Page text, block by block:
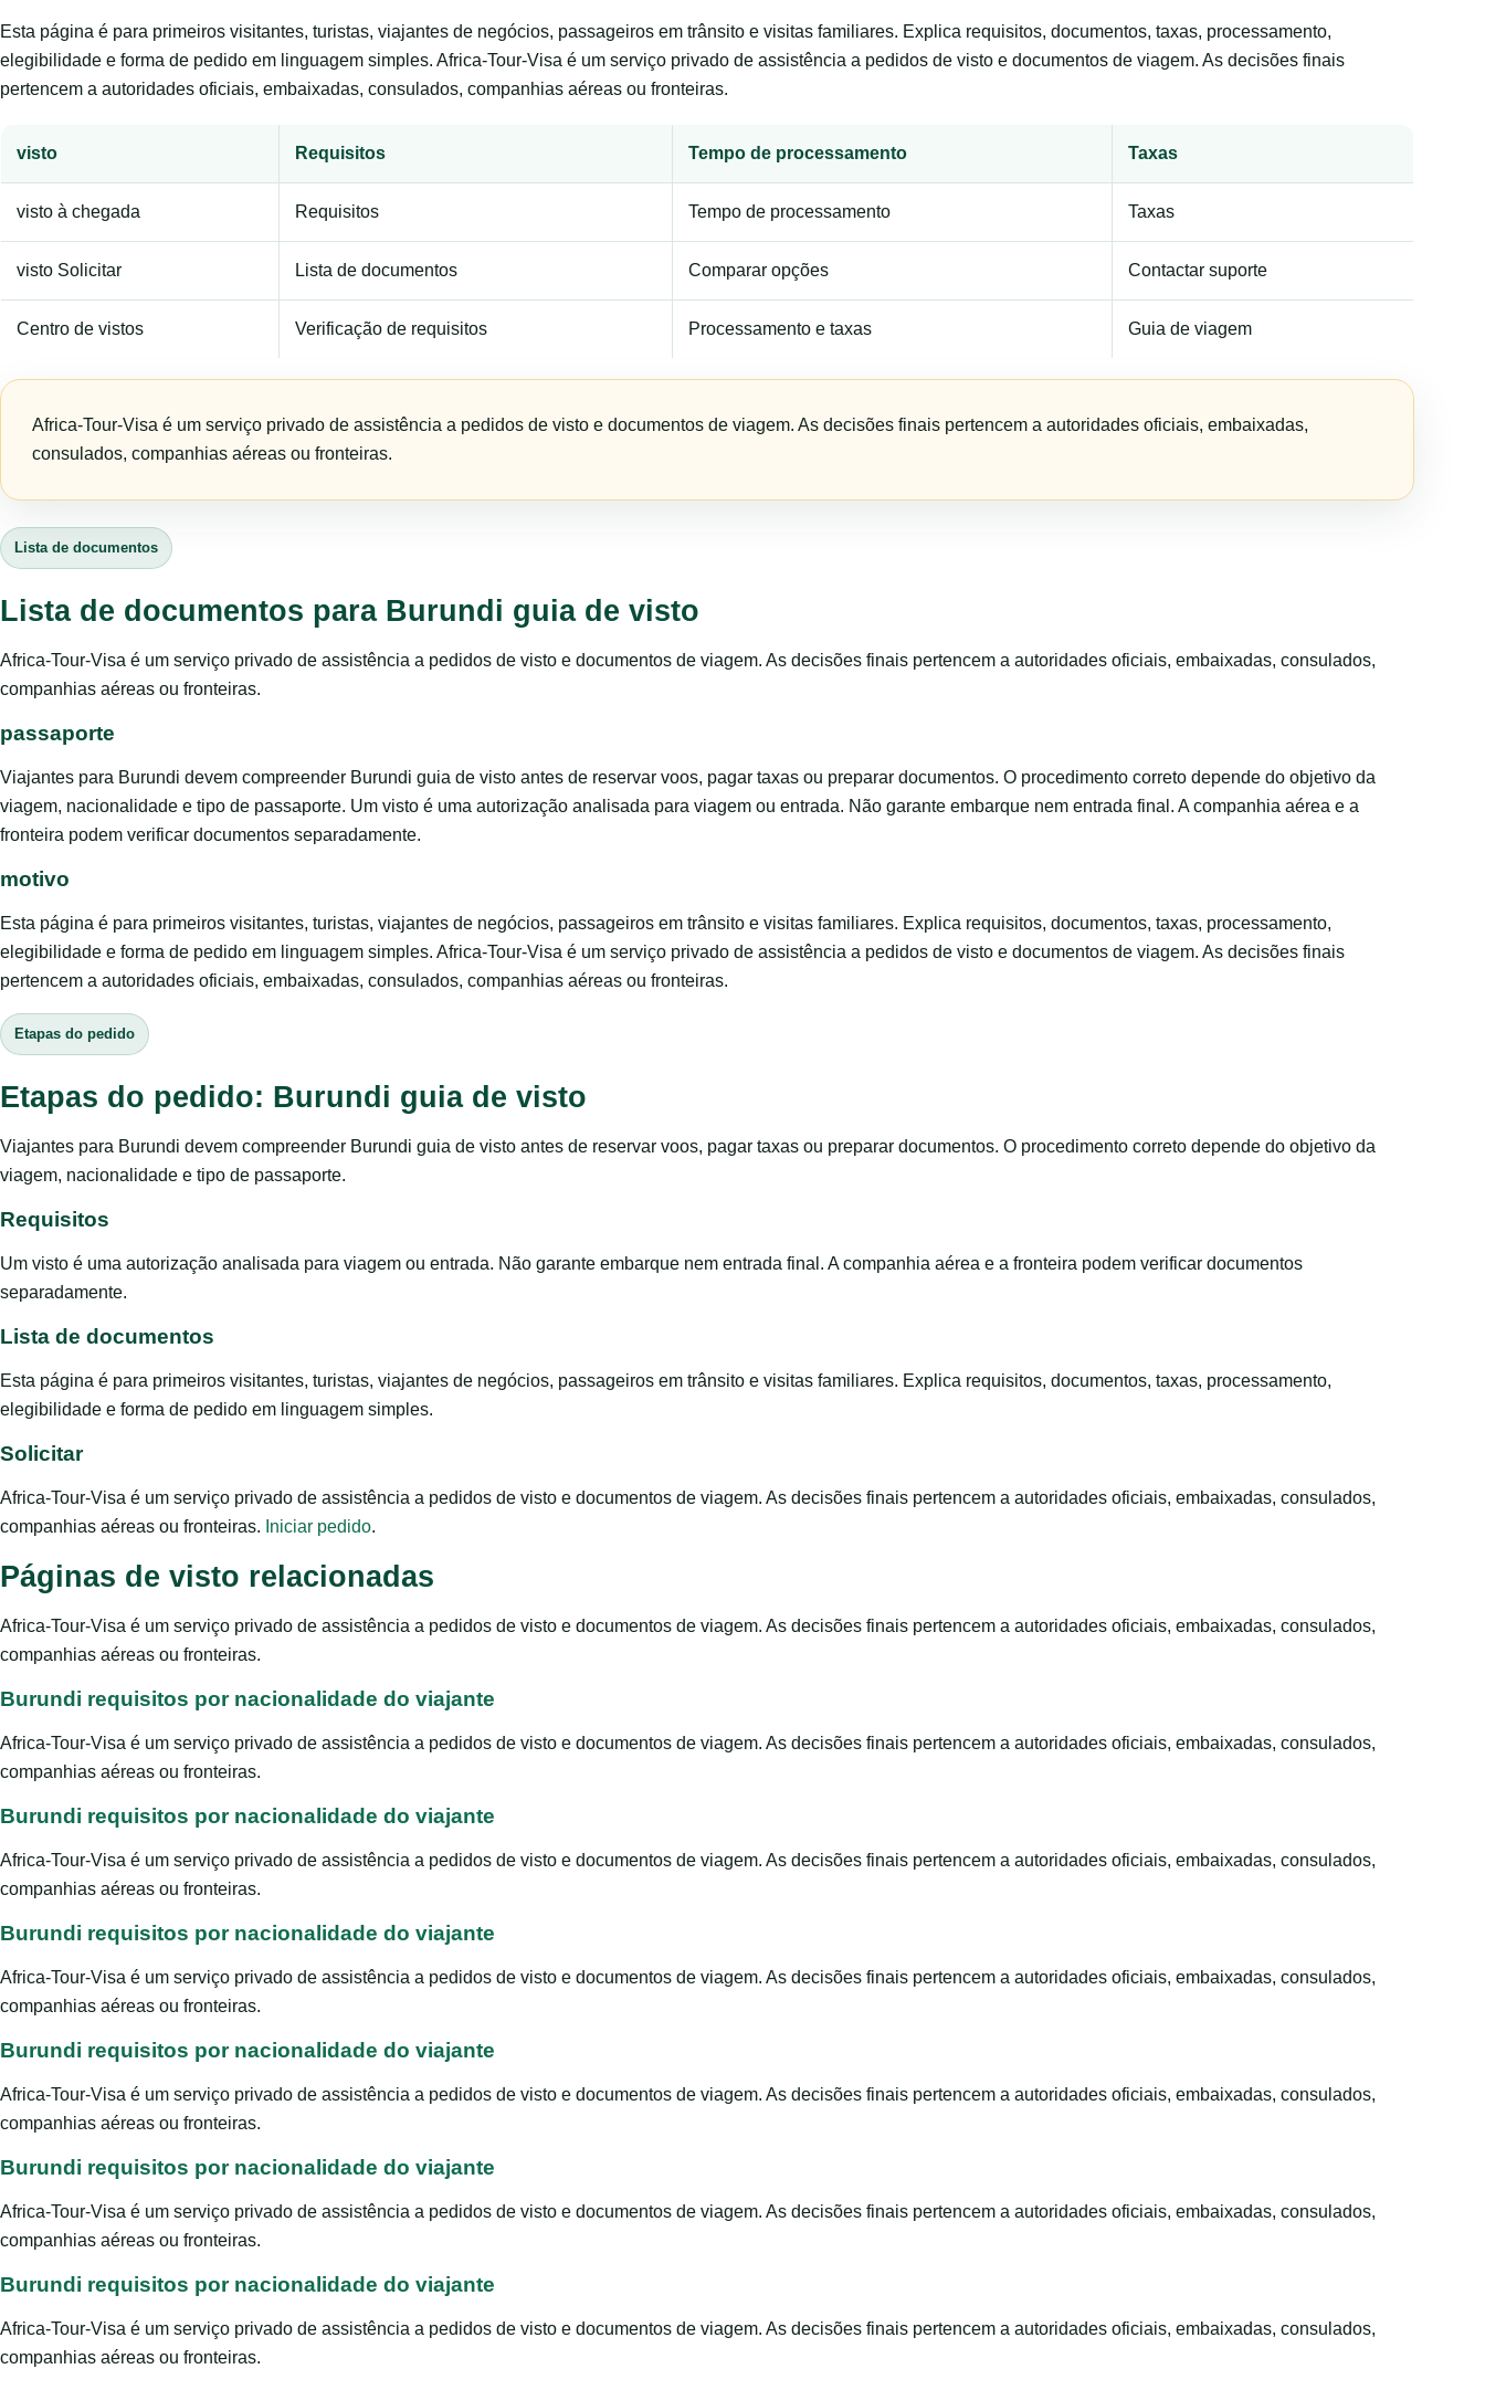
Esta página é para primeiros visitantes, turistas, viajantes de negócios, passageiros em trânsito e visitas familiares. Explica requisitos, documentos, taxas, processamento,
elegibilidade e forma de pedido em linguagem simples. Africa-Tour-Visa é um serviço privado de assistência a pedidos de visto e documentos de viagem. As decisões finais
pertencem a autoridades oficiais, embaixadas, consulados, companhias aéreas ou fronteiras.
visto Requisitos Tempo de processamento Taxas
visto à chegada Requisitos Tempo de processamento Taxas
visto Solicitar Lista de documentos Comparar opções Contactar suporte
Centro de vistos Verificação de requisitos Processamento e taxas Guia de viagem
Africa-Tour-Visa é um serviço privado de assistência a pedidos de visto e documentos de viagem. As decisões finais pertencem a autoridades oficiais, embaixadas,
consulados, companhias aéreas ou fronteiras.
Lista de documentos
Lista de documentos para Burundi guia de visto
Africa-Tour-Visa é um serviço privado de assistência a pedidos de visto e documentos de viagem. As decisões finais pertencem a autoridades oficiais, embaixadas, consulados,
companhias aéreas ou fronteiras.
passaporte
Viajantes para Burundi devem compreender Burundi guia de visto antes de reservar voos, pagar taxas ou preparar documentos. O procedimento correto depende do objetivo da
viagem, nacionalidade e tipo de passaporte. Um visto é uma autorização analisada para viagem ou entrada. Não garante embarque nem entrada final. A companhia aérea e a
fronteira podem verificar documentos separadamente.
motivo
Esta página é para primeiros visitantes, turistas, viajantes de negócios, passageiros em trânsito e visitas familiares. Explica requisitos, documentos, taxas, processamento,
elegibilidade e forma de pedido em linguagem simples. Africa-Tour-Visa é um serviço privado de assistência a pedidos de visto e documentos de viagem. As decisões finais
pertencem a autoridades oficiais, embaixadas, consulados, companhias aéreas ou fronteiras.
Etapas do pedido
Etapas do pedido: Burundi guia de visto
Viajantes para Burundi devem compreender Burundi guia de visto antes de reservar voos, pagar taxas ou preparar documentos. O procedimento correto depende do objetivo da
viagem, nacionalidade e tipo de passaporte.
Requisitos
Um visto é uma autorização analisada para viagem ou entrada. Não garante embarque nem entrada final. A companhia aérea e a fronteira podem verificar documentos
separadamente.
Lista de documentos
Esta página é para primeiros visitantes, turistas, viajantes de negócios, passageiros em trânsito e visitas familiares. Explica requisitos, documentos, taxas, processamento,
elegibilidade e forma de pedido em linguagem simples.
Solicitar
Africa-Tour-Visa é um serviço privado de assistência a pedidos de visto e documentos de viagem. As decisões finais pertencem a autoridades oficiais, embaixadas, consulados,
companhias aéreas ou fronteiras. Iniciar pedido.
Páginas de visto relacionadas
Africa-Tour-Visa é um serviço privado de assistência a pedidos de visto e documentos de viagem. As decisões finais pertencem a autoridades oficiais, embaixadas, consulados,
companhias aéreas ou fronteiras.
Burundi requisitos por nacionalidade do viajante
Africa-Tour-Visa é um serviço privado de assistência a pedidos de visto e documentos de viagem. As decisões finais pertencem a autoridades oficiais, embaixadas, consulados,
companhias aéreas ou fronteiras.
Burundi requisitos por nacionalidade do viajante
Africa-Tour-Visa é um serviço privado de assistência a pedidos de visto e documentos de viagem. As decisões finais pertencem a autoridades oficiais, embaixadas, consulados,
companhias aéreas ou fronteiras.
Burundi requisitos por nacionalidade do viajante
Africa-Tour-Visa é um serviço privado de assistência a pedidos de visto e documentos de viagem. As decisões finais pertencem a autoridades oficiais, embaixadas, consulados,
companhias aéreas ou fronteiras.
Burundi requisitos por nacionalidade do viajante
Africa-Tour-Visa é um serviço privado de assistência a pedidos de visto e documentos de viagem. As decisões finais pertencem a autoridades oficiais, embaixadas, consulados,
companhias aéreas ou fronteiras.
Burundi requisitos por nacionalidade do viajante
Africa-Tour-Visa é um serviço privado de assistência a pedidos de visto e documentos de viagem. As decisões finais pertencem a autoridades oficiais, embaixadas, consulados,
companhias aéreas ou fronteiras.
Burundi requisitos por nacionalidade do viajante
Africa-Tour-Visa é um serviço privado de assistência a pedidos de visto e documentos de viagem. As decisões finais pertencem a autoridades oficiais, embaixadas, consulados,
companhias aéreas ou fronteiras.